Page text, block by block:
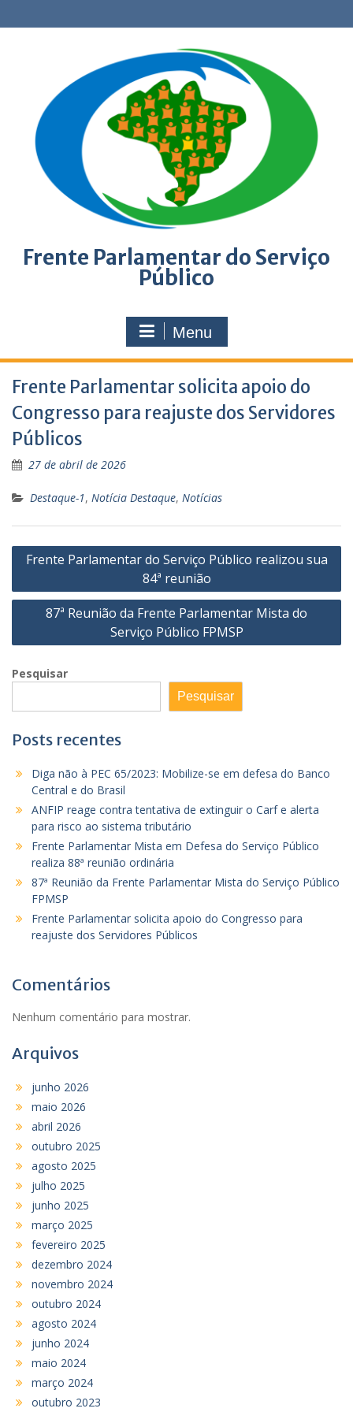
to
Frente Parlamentar do Serviço
Público
Menu
Frente Parlamentar solicita apoio do
Congresso para reajuste dos Servidores
Públicos
27 de abril de 2026
Destaque-1, Notícia Destaque, Notícias
Navegação
Post
Frente Parlamentar do Serviço Público realizou sua
84ª reunião
87ª Reunião da Frente Parlamentar Mista do
Serviço Público FPMSP
Pesquisar
Pesquisar
Posts recentes
Diga não à PEC 65/2023: Mobilize-se em defesa do Banco
Central e do Brasil
ANFIP reage contra tentativa de extinguir o Carf e alerta
para risco ao sistema tributário
Frente Parlamentar Mista em Defesa do Serviço Público
realiza 88ª reunião ordinária
87ª Reunião da Frente Parlamentar Mista do Serviço Público
FPMSP
Frente Parlamentar solicita apoio do Congresso para
reajuste dos Servidores Públicos
Comentários
Nenhum comentário para mostrar.
Arquivos
junho 2026
maio 2026
abril 2026
outubro 2025
agosto 2025
julho 2025
junho 2025
março 2025
fevereiro 2025
dezembro 2024
novembro 2024
outubro 2024
agosto 2024
junho 2024
maio 2024
março 2024
outubro 2023